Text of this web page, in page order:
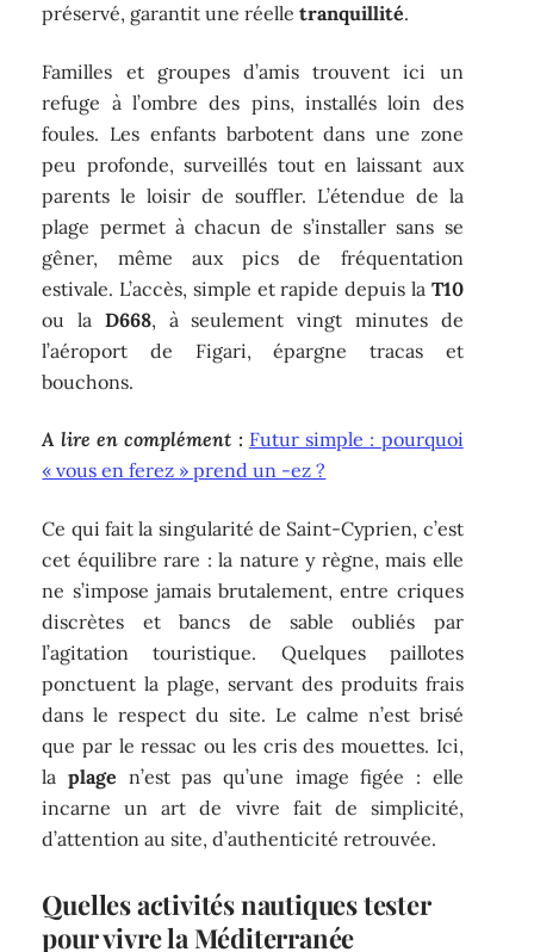
préservé, garantit une réelletranquillité.
Familles et groupes d’amis trouvent ici un
refuge à l’ombre des pins, installés loin des
foules. Les enfants barbotent dans une zone
peu profonde, surveillés tout en laissant aux
parents le loisir de souffler. L’étendue de la
plage permet à chacun de s’installer sans se
gêner, même aux pics de fréquentation
estivale. L’accès, simple et rapide depuis la T10
ou la D668, à seulement vingt minutes de
l’aéroport de Figari, épargne tracas et
bouchons.
A lire en complément : Futur simple : pourquoi
« vous en ferez » prend un -ez ?
Ce qui fait la singularité de Saint-Cyprien, c’est
cet équilibre rare : la nature y règne, mais elle
ne s’impose jamais brutalement, entre criques
discrètes et bancs de sable oubliés par
l’agitation touristique. Quelques paillotes
ponctuent la plage, servant des produits frais
dans le respect du site. Le calme n’est brisé
que par le ressac ou les cris des mouettes. Ici,
laplage n’est pas qu’une image figée : elle
incarne un art de vivre fait de simplicité,
d’attention au site, d’authenticité retrouvée.
Quelles activités nautiques tester
pour vivre la Méditerranée